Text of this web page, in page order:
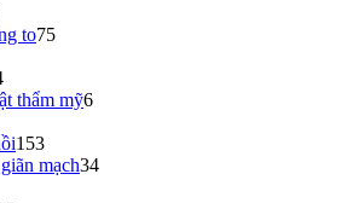
to75
thẩm mỹ6
153
mạch34